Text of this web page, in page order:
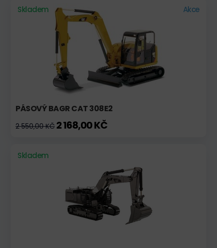
Skladem Akce
PÁSOVÝ BAGR CAT 308E2
2 550,00 KČ 2 168,00 KČ
Skladem